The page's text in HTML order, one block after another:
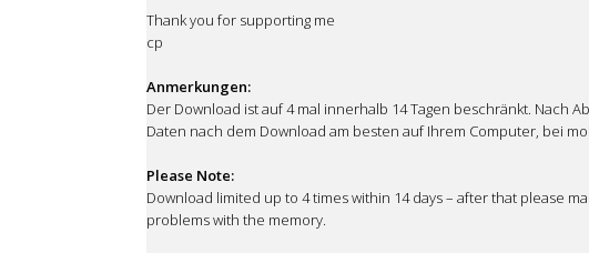
Thank you for supporting me
cp
Anmerkungen:
Der Download ist auf 4 mal innerhalb 14 Tagen beschränkt. Nach
Daten nach dem Download am besten auf Ihrem Computer, bei
Please Note:
Download limited up to 4 times within 14 days – after that please
problems with the memory.